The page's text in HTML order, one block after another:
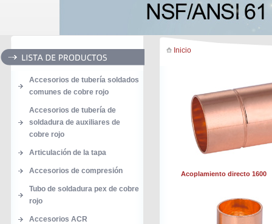
Accesorios de tubería soldados
comunes de cobre rojo
Accesorios de tubería de
soldadura de auxiliares de
cobre rojo
Articulación de la tapa
Accesorios de compresión
Tubo de soldadura pex de cobre
rojo
Accesorios ACR
Inicio
Acoplamiento directo 1600